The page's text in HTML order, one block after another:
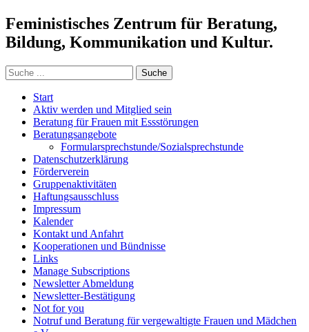
Feministisches Zentrum für Beratung,
Bildung, Kommunikation und Kultur.
Start
Aktiv werden und Mitglied sein
Beratung für Frauen mit Essstörungen
Beratungsangebote
Formularsprechstunde/Sozialsprechstunde
Datenschutzerklärung
Förderverein
Gruppenaktivitäten
Haftungsausschluss
Impressum
Kalender
Kontakt und Anfahrt
Kooperationen und Bündnisse
Links
Manage Subscriptions
Newsletter Abmeldung
Newsletter-Bestätigung
Not for you
Notruf und Beratung für vergewaltigte Frauen und Mädchen